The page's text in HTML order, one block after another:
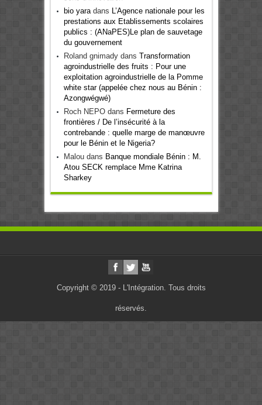
bio yaradans L’Agence nationale pour les
prestations aux Etablissements scolaires
publics : (ANaPES)Le plan de sauvetage
du gouvernement
Roland gnimadydans Transformation
agroindustrielle des fruits : Pour une
exploitation agroindustrielle de la Pomme
white star (appelée chez nous au Bénin :
Azongwégwé)
Roch NEPOdans Fermeture des
frontières / De l’insécurité à la
contrebande : quelle marge de manœuvre
pour le Bénin et le Nigeria?
Maloudans Banque mondiale Bénin : M.
Atou SECK remplace Mme Katrina
Sharkey
Copyright © 2019 - L'Intégration. Tous droits
réservés.